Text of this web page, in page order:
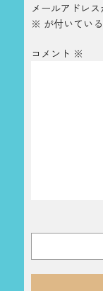
メールアドレス
※ が付いてい
コメント ※